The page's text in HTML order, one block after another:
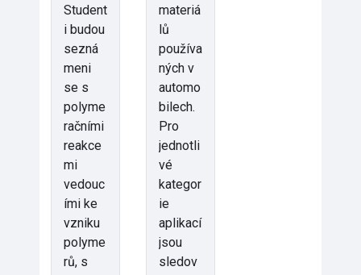
Student
i budou
sezná
meni
se s
polyme
račními
reakce
mi
vedouc
ími ke
vzniku
polyme
rů, s
materiá
lů
používa
ných v
automo
bilech.
Pro
jednotli
vé
kategor
ie
aplikací
jsou
sledov